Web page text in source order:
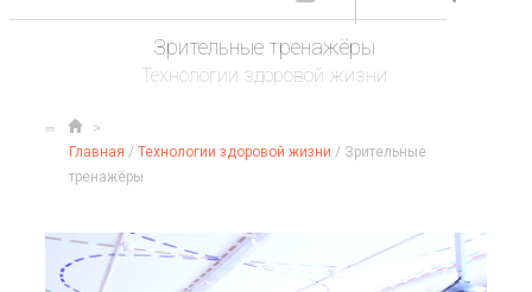
Зрительные тренажёры
Технологии здоровой жизни
Главная / Технологии здоровой жизни / Зрительные
тренажёры